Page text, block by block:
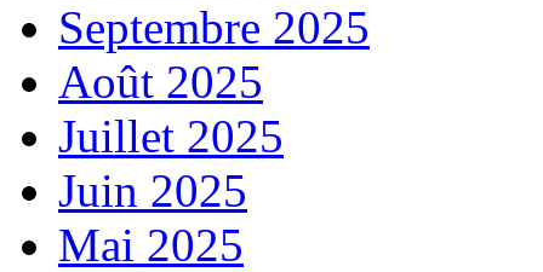
Septembre 2025
Août 2025
Juillet 2025
Juin 2025
Mai 2025